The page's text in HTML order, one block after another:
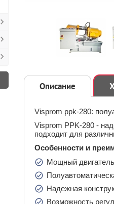
Описание
Visprom ppk-280:
Visprom PPK-280 -
подходит для
Особенности и
Мощный двигатель
Надежная
Возможность